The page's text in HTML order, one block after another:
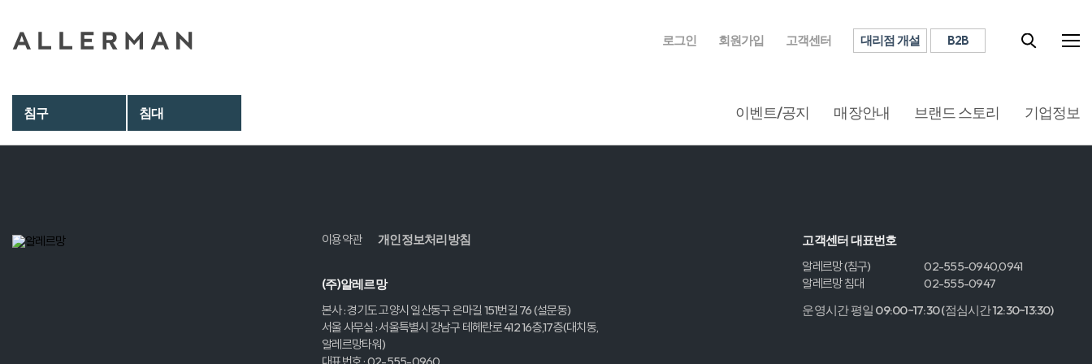
로그인 회원가입 고객센터 대리점 개설 B2B
침구 침대 이벤트/공지 매장안내 브랜드 스토리 기업정보
이용약관 개인정보처리방침
(주)알레르망
본사 : 경기도 고양시 일산동구 은마길 151번길 76 (설문동)
서울 사무실 : 서울특별시 강남구 테헤란로 412 16층,17층(대치동,
알레르망타워)
고객센터 대표번호
알레르망 (침구)
02-555-0940,0941
알레르망 침대
02-555-0947
운영시간 평일 09:00~17:30 (점심시간 12:30~13:30)